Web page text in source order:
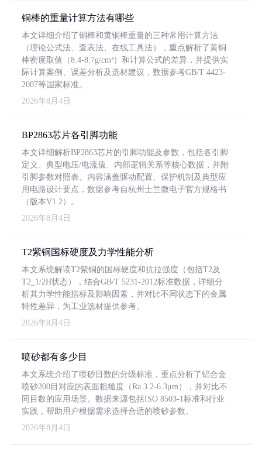
铜棒的重量计算方法有哪些
本文详细介绍了铜棒和黄铜棒重量的三种常用计算方法
（理论公式法、查表法、在线工具法），重点解析了黄铜
棒密度取值（8.4-8.7g/cm³）和计算公式的差异，并提供实
际计算案例、误差分析及选材建议，数据参考GB/T 4423-
2007等国家标准。
2026年8月4日
BP2863芯片各引脚功能
本文详细解析BP2863芯片的引脚功能及参数，包括各引脚
定义、典型电压/电流值、内部逻辑关系等核心数据，并附
引脚参数对照表。内容涵盖驱动配置、保护机制及典型应
用电路设计要点，数据参考自杭州士兰微电子官方规格书
（版本V1.2）。
2026年8月4日
T2紫铜国标硬度及力学性能分析
本文系统解读T2紫铜的国标硬度和抗拉强度（包括T2及
T2_1/2H状态），结合GB/T 5231-2012标准数据，详细分
析其力学性能指标及影响因素，并对比不同状态下的金属
特性差异，为工业选材提供参考。
2026年8月4日
喷砂都有多少目
本文系统介绍了喷砂目数的分级标准，重点分析了铝合金
喷砂200目对应的表面粗糙度（Ra 3.2-6.3μm），并对比不
同目数的应用场景。数据来源包括ISO 8503-1标准和行业
实践，帮助用户根据需求选择合适的喷砂参数。
2026年8月4日